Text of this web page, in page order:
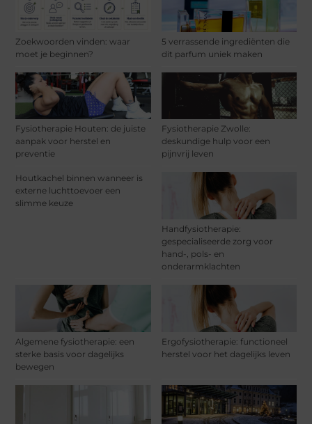
Zoekwoorden vinden: waar
moet je beginnen?
5 verrassende ingrediënten die
dit parfum uniek maken
Fysiotherapie Houten: de juiste
aanpak voor herstel en
preventie
Fysiotherapie Zwolle:
deskundige hulp voor een
pijnvrij leven
Houtkachel binnen wanneer is
externe luchttoevoer een
slimme keuze
Handfysiotherapie:
gespecialiseerde zorg voor
hand-, pols- en
onderarmklachten
Algemene fysiotherapie: een
sterke basis voor dagelijks
bewegen
Ergofysiotherapie: functioneel
herstel voor het dagelijks leven